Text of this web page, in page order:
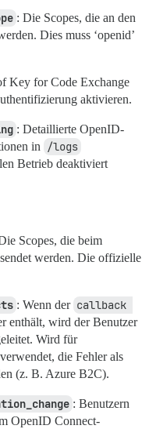
: Die Scopes, die an den
Dies muss ‘openid’
Key for Code Exchange
aktivieren.
: Detaillierte OpenID-
in /logs
Betrieb deaktiviert
Scopes, die beim
werden. Die offizielle
: Wenn der callback
enthält, wird der Benutzer
Wird für
die Fehler als
(z. B. Azure B2C).
: Benutzern
OpenID Connect-